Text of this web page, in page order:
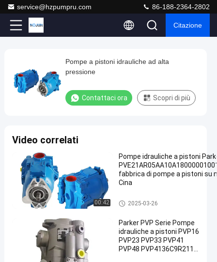
service@hzpumpru.com 86-188-2364-2802
Citazione
Video
a
pistoni
pressione
Pompe
idrauliche
Parker
2025-
01-13
729
opinioni
Contattaci
ora
#
variabile
Pompe a pistoni idrauliche ad alta
pressione
Contattaci ora Scopri di più
Video correlati
00:42
Pompe idrauliche a pistoni
fabbrica di pompe a pistoni su
Cina
Pompe idrauliche Parker
2025-03-26
Parker PVP Serie Pompe
idrauliche a pistoni PVP16
PVP23 PVP33 PVP41
PVP48 PVP4136C9R211